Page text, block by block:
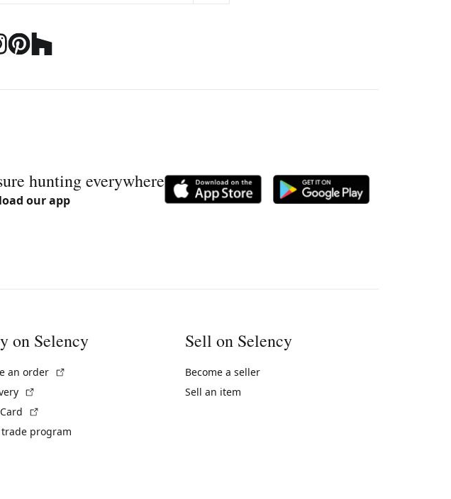
hunting everywhere
our app
on Selency
an order
program
Sell on Selency
Become a seller
Sell an item